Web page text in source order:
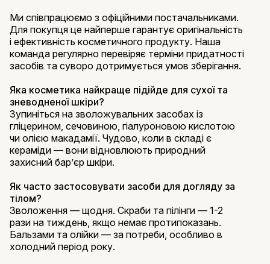
Ми співпрацюємо з офіційними постачальниками.
Для покупця це найперше гарантує оригінальність
і ефективність косметичного продукту. Наша
команда регулярно перевіряє терміни придатності
засобів та суворо дотримується умов зберігання.
Яка косметика найкраще підійде для сухої та
зневодненої шкіри?
Зупиніться на зволожувальних засобах із
гліцерином, сечовиною, гіалуроновою кислотою
чи олією макадамії. Чудово, коли в складі є
кераміди — вони відновлюють природний
захисний бар’єр шкіри.
Як часто застосовувати засоби для догляду за
тілом?
Зволоження — щодня. Скраби та пілінги — 1-2
рази на тиждень, якщо немає протипоказань.
Бальзами та олійки — за потреби, особливо в
холодний період року.